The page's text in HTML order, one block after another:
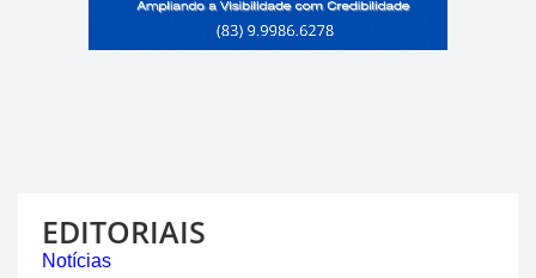
EDITORIAIS
Notícias